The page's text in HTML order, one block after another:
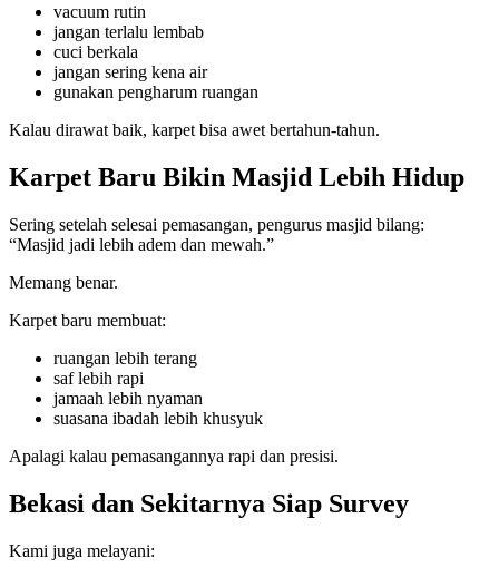
vacuum rutin
jangan terlalu lembab
cuci berkala
jangan sering kena air
gunakan pengharum ruangan
Kalau dirawat baik, karpet bisa awet bertahun-tahun.
Karpet Baru Bikin Masjid Lebih Hidup
Sering setelah selesai pemasangan, pengurus masjid bilang:
“Masjid jadi lebih adem dan mewah.”
Memang benar.
Karpet baru membuat:
ruangan lebih terang
saf lebih rapi
jamaah lebih nyaman
suasana ibadah lebih khusyuk
Apalagi kalau pemasangannya rapi dan presisi.
Bekasi dan Sekitarnya Siap Survey
Kami juga melayani: